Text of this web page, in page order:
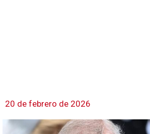
20 de febrero de 2026